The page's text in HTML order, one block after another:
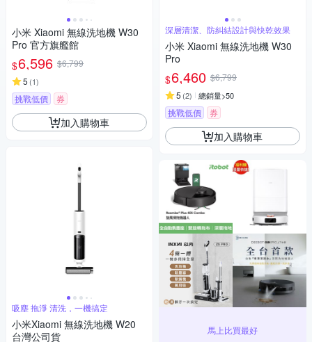
小米 Xiaomi 無線洗地機 W30
Pro 官方旗艦館
$6,596 $6,799
5 (1)
挑戰低價 券
加入購物車
吸塵 拖淨 清洗，一機搞定
小米Xiaomi 無線洗地機 W20
台灣公司貨
深層清潔、防糾結設計與快乾效果
小米 Xiaomi 無線洗地機 W30
Pro
$6,460 $6,799
5 (2) 總銷量>50
挑戰低價 券
加入購物車
馬上比買最好